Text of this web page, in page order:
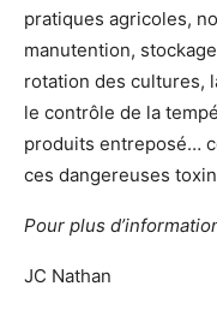
pratiques agricoles,
manutention,
rotation des cultures,
le contrôle de la
produits entreposé…
ces dangereuses
Pour plus
JC Nathan